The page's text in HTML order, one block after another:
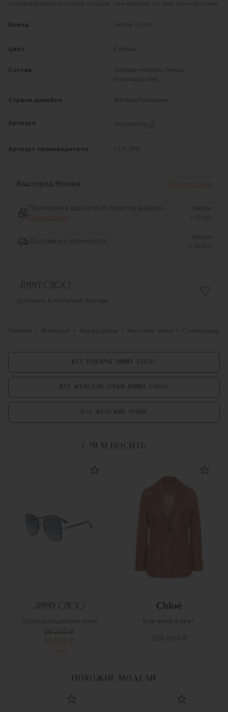
поликарбоната, который тоньше, чем нейлон, но при этом прочнее.
Бренд Jimmy Choo
Цвет Серый
Состав
Оправа-металл; Линзы-
поликарбонат;
Страна дизайна Великобритания
Артикул 00068019
Артикул производителя LETI 2M2
Ваш город Москва Другой город
Примерка в одном из 6 пунктов выдачи
Подробнее
Завтра
c 12:00
Доставка с примеркой
Завтра
c 10:00
Добавить в любимые бренды
Главная Женское Аксессуары Женские очки
ВСЕ ТОВАРЫ JIMMY CHOO
ВСЕ ЖЕНСКИЕ ОЧКИ JIMMY CHOO
ВСЕ ЖЕНСКИЕ ОЧКИ
С ЧЕМ НОСИТЬ
Солнцезащитные очки
36 200 ₽
30 900 ₽
15%
Кожаный жакет
568 000 ₽
ПОХОЖИЕ МОДЕЛИ